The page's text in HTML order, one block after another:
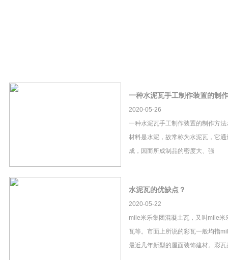
一种水泥瓦手工制作装置的制
2020-05-26
一种水泥瓦手工制作装置的制作方
材料是水泥，故常称为水泥瓦，它
成，因而所成制品的密度大、强
水泥瓦的优缺点？
2020-05-22
mile米乐集团混凝土瓦，又叫mile米
瓦等。市面上所说的彩瓦一般均指
最近几年新型的屋面装饰建材。彩